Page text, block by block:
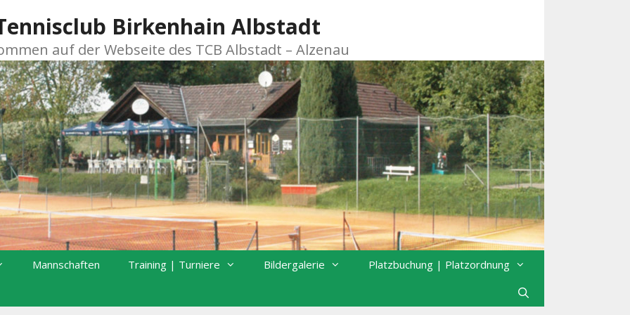
Birkenhain Albstadt
auf der Webseite des TCB Albstadt – Alzenau
Mannschaften Training | Turniere Bildergalerie
Platzbuchung | Platzordnung